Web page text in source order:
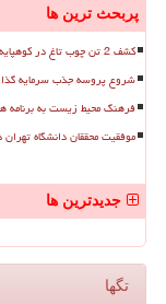
پربحث ترین ها
کشف 2 تن چوب تاغ در کوهپایه اصفهان طی 24 ساعت اخیر 8 نفر دستگیر شدند
شروع پروسه جذب سرمایه گذار برای
فرهنگ محیط زیست به برنامه
موفقیت محققان دانشگاه
جدیدترین ها
تگها